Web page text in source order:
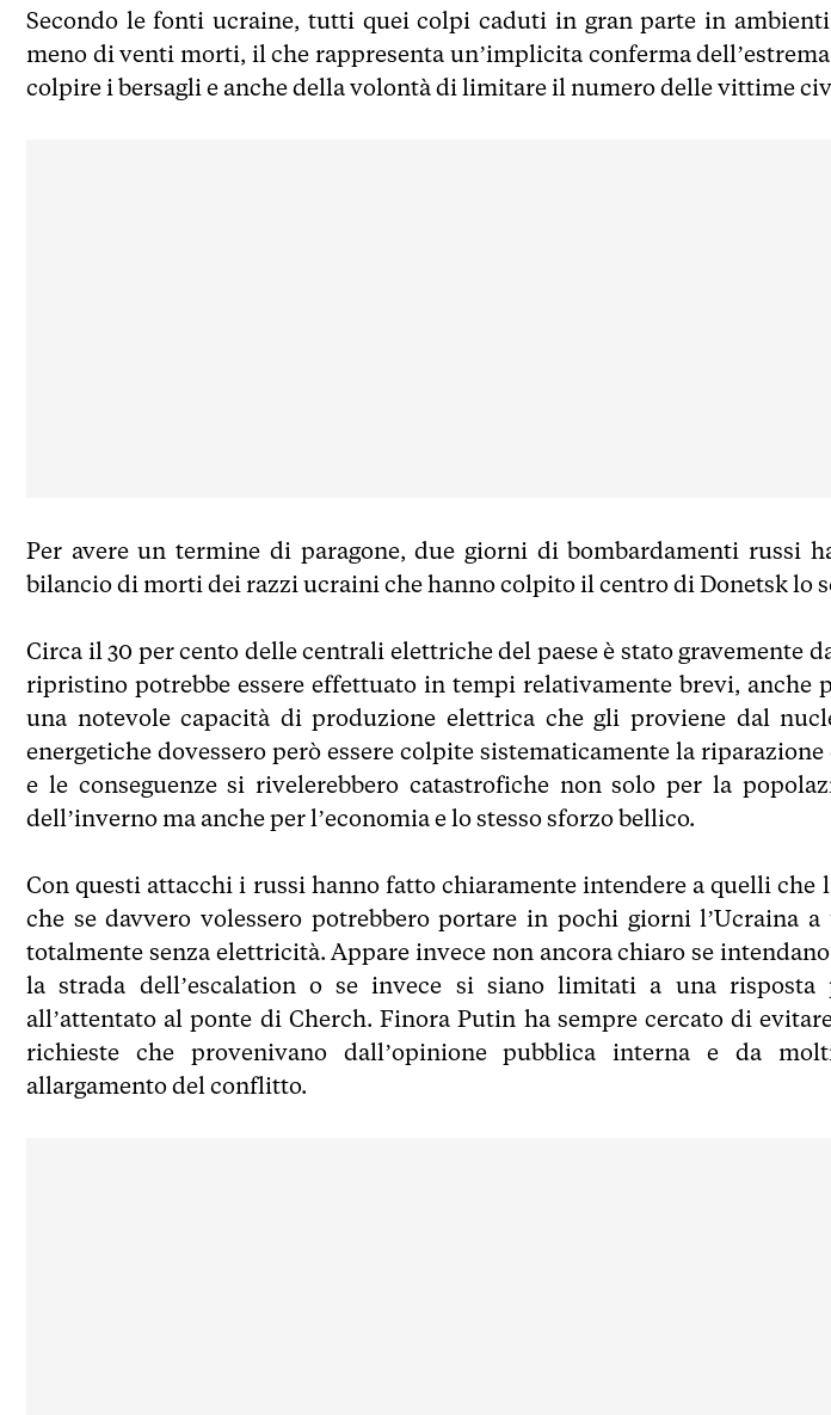
Secondo le fonti ucraine, tutti quei colpi caduti in gran parte in
meno di venti morti, il che rappresenta un’implicita conferma
colpire i bersagli e anche della volontà di limitare il numero delle vittime
Per avere un termine di paragone, due giorni di bombardamenti russi
bilancio di morti dei razzi ucraini che hanno colpito il centro di Donetsk lo
Circa il 30 per cento delle centrali elettriche del paese è stato gravemente
ripristino potrebbe essere effettuato in tempi relativamente brevi, anche
una notevole capacità di produzione elettrica che gli proviene dal
energetiche dovessero però essere colpite sistematicamente la
e le conseguenze si rivelerebbero catastrofiche non solo per la
dell’inverno ma anche per l’economia e lo stesso sforzo bellico.
Con questi attacchi i russi hanno fatto chiaramente intendere a quelli che
che se davvero volessero potrebbero portare in pochi giorni l’Ucraina
totalmente senza elettricità. Appare invece non ancora chiaro se
la strada dell’escalation o se invece si siano limitati a una
all’attentato al ponte di Cherch. Finora Putin ha sempre cercato di
richieste che provenivano dall’opinione pubblica interna e da
allargamento del conflitto.